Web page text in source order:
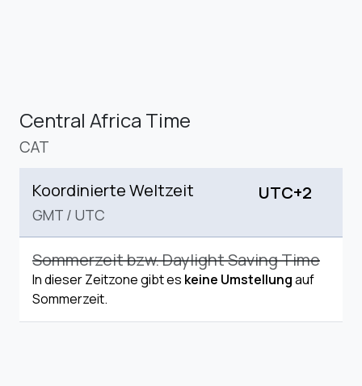
Central Africa Time
CAT
Koordinierte Weltzeit
GMT / UTC
UTC+2
Sommerzeit bzw. Daylight Saving Time
In dieser Zeitzone gibt es keine Umstellungauf
Sommerzeit.